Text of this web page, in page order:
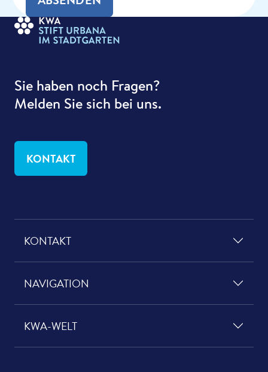
Sie haben noch Fragen?
Melden Sie sich bei uns.
KONTAKT
KONTAKT
NAVIGATION
KWA-WELT